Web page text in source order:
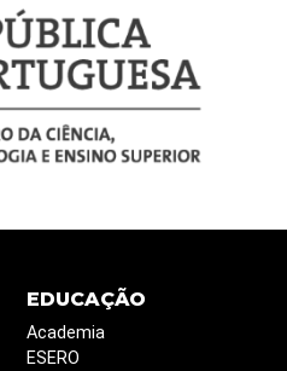
EDUCAÇÃO
Academia
ESERO